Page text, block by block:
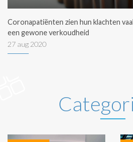
Coronapatiënten zien hun klachten
een gewone verkoudheid
27 aug 2020